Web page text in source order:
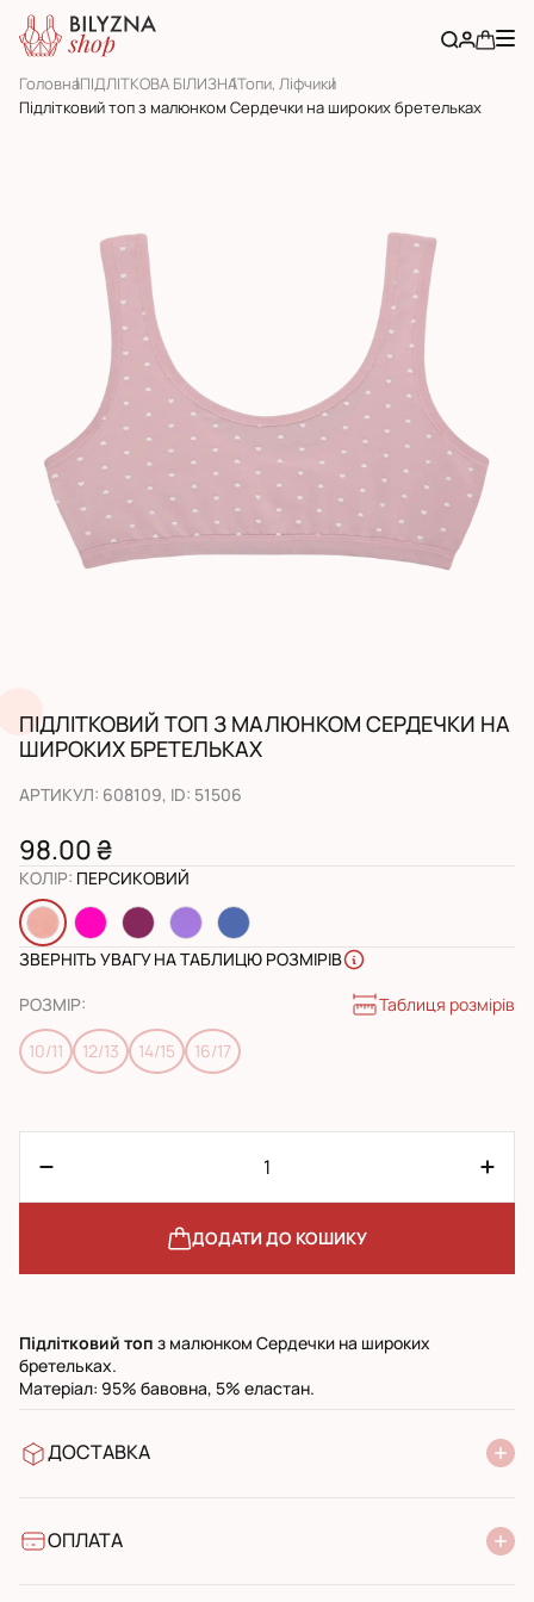
ГоловнаПІДЛІТКОВА БІЛИЗНАТопи, Ліфчики
Підлітковий топ з малюнком Сердечки на широких бретельках
ПІДЛІТКОВИЙ ТОП З МАЛЮНКОМ СЕРДЕЧКИ НА
ШИРОКИХ БРЕТЕЛЬКАХ
АРТИКУЛ: 608109, ID: 51506
98.00 ₴
КОЛІР: ПЕРСИКОВИЙ
ЗВЕРНІТЬ УВАГУ НА ТАБЛИЦЮ РОЗМІРІВ
РОЗМІР: Таблиця розмірів
10/11 12/13 14/15 16/17
ДОДАТИ ДО КОШИКУ
Підлітковий топ з малюнком Сердечки на широких
бретельках.
Матеріал: 95% бавовна, 5% еластан.
ДОСТАВКА
УкрПошта стандарт
ОПЛАТА
Банківський переказ